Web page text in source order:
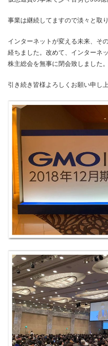
事業は継続してますので淡々と取り
インターネットが変える未来、そ
経ちました。改めて、インターネ
株主総会を無事に閉会致しました。
引き続き皆様よろしくお願い申し上